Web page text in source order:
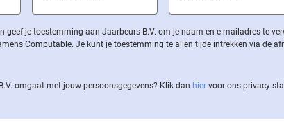
geef je toestemming aan Jaarbeurs B.V. om je naam en e-mailadres te
Computable. Je kunt je toestemming te allen tijde intrekken via de
omgaat met jouw per­soons­ge­ge­vens? Klik dan hier voor ons privacy